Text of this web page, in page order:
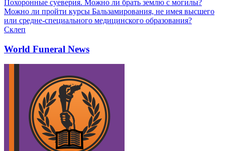
Похоронные суеверия. Можно ли брать землю с могилы?
Можно ли пройти курсы Бальзамирования, не имея высшего
или средне-специального медицинского образования?
Склеп
World Funeral News